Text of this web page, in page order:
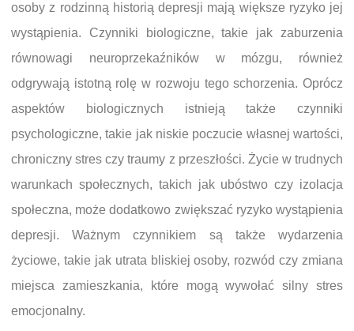
osoby z rodzinną historią depresji mają większe ryzyko jej
wystąpienia. Czynniki biologiczne, takie jak zaburzenia
równowagi neuroprzekaźników w mózgu, również
odgrywają istotną rolę w rozwoju tego schorzenia. Oprócz
aspektów biologicznych istnieją także czynniki
psychologiczne, takie jak niskie poczucie własnej wartości,
chroniczny stres czy traumy z przeszłości. Życie w trudnych
warunkach społecznych, takich jak ubóstwo czy izolacja
społeczna, może dodatkowo zwiększać ryzyko wystąpienia
depresji. Ważnym czynnikiem są także wydarzenia
życiowe, takie jak utrata bliskiej osoby, rozwód czy zmiana
miejsca zamieszkania, które mogą wywołać silny stres
emocjonalny.